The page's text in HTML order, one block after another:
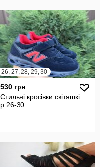
26, 27, 28, 29, 30
530 грн
Стильні кросівки світяшкі
р.26-30